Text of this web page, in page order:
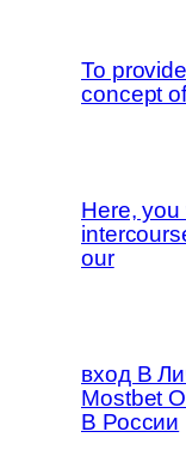
To
concept
Here,
our
вход В
Mostbet
В России